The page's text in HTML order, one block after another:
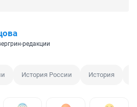
редакции
История России История